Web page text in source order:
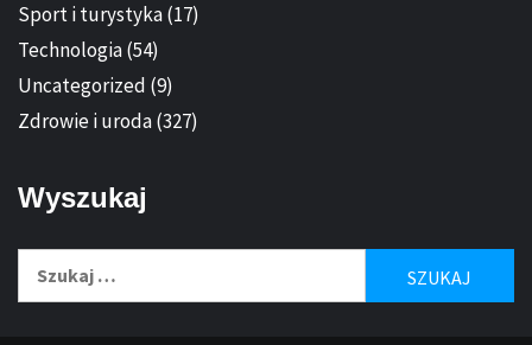
Sport i turystyka(17)
Technologia(54)
Uncategorized (9)
Zdrowie i uroda(327)
Wyszukaj